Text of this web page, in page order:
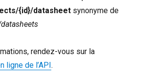
{id}/datasheet synonyme de
rendez-vous sur la
ligne de l’API.